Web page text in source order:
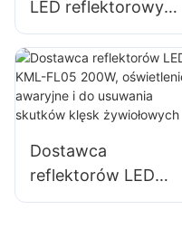
LED reflektorowy
dostawca do
oświetlenia elewacji
budynków i placów
budowy
Dostawca
reflektorów LED
KML-FL05 200W,